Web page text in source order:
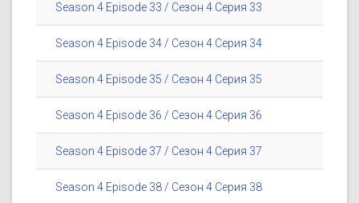
Season 4 Episode 33 / Сезон 4 Серия 33
Season 4 Episode 34 / Сезон 4 Серия 34
Season 4 Episode 35 / Сезон 4 Серия 35
Season 4 Episode 36 / Сезон 4 Серия 36
Season 4 Episode 37 / Сезон 4 Серия 37
Season 4 Episode 38 / Сезон 4 Серия 38